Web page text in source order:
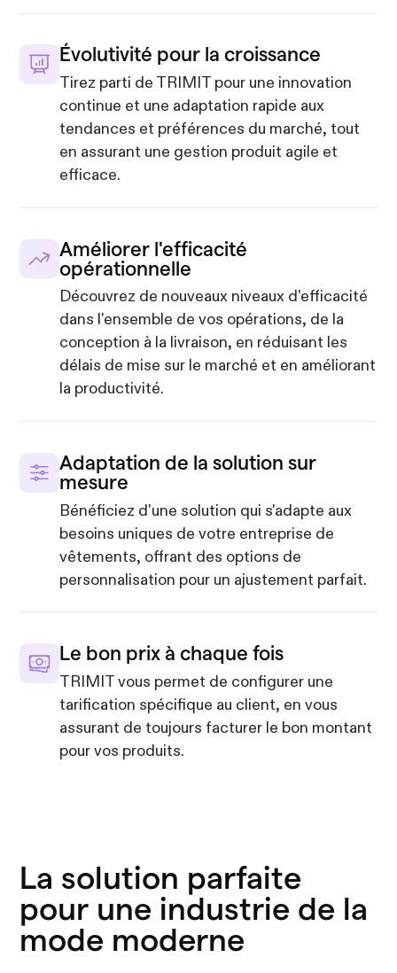
Évolutivité pour la croissance
Tirez parti de TRIMIT pour une innovation
continue et une adaptation rapide aux
tendances et préférences du marché, tout
en assurant une gestion produit agile et
efficace.
Améliorer l'efficacité
opérationnelle
Découvrez de nouveaux niveaux d'efficacité
dans l'ensemble de vos opérations, de la
conception à la livraison, en réduisant les
délais de mise sur le marché et en améliorant
la productivité.
Adaptation de la solution sur
mesure
Bénéficiez d'une solution qui s'adapte aux
besoins uniques de votre entreprise de
vêtements, offrant des options de
personnalisation pour un ajustement parfait.
Le bon prix à chaque fois
TRIMIT vous permet de configurer une
tarification spécifique au client, en vous
assurant de toujours facturer le bon montant
pour vos produits.
La solution parfaite
pour une industrie de la
mode moderne